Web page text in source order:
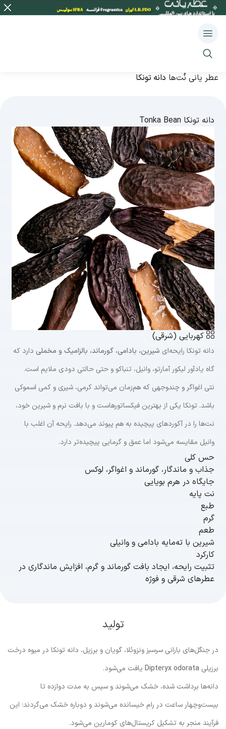
عطر یانی نُت‌ها دانه تونکا
دانه تونکا Tonka Bean
کهربایی (شرقی)
دانه تونکا رایحه‌ای شیرین، بادامی، گورماند، بالزامیک و مخملی دارد که
گاه یادآور لیکور آمارتو، وانیل، تنباکو و حتی حالتی دودی ملایم است.
نتی اغواگر و چندوجهی که هم‌زمان می‌تواند کرمی، شیری و کمی اسموکی
باشد. تونکا یکی از بهترین فیکساتورهاست و با بافت نرم و شیرین خود،
نت‌ها را در آکوردهای پیچیده به هم پیوند می‌دهد. رایحه آن اغلب با
وانیل مقایسه می‌شود اما عمق و گرمایی پیچیده‌تر دارد.
حس کلی
جذاب و ماندگار، گورماند و اغواگر، لوکس
جایگاه در هرم بویایی
نت پایه
طبع
گرم
طعم
شیرین با ته‌مایه بادامی و وانیلی
کارکرد
تثبیت رایحه، ایجاد بافت گورماند و گرم، افزایش ماندگاری در
عطرهای شرقی و فوژه
تولید
در جنگل‌های بارانی سرسبز ونزوئلا، گویان و برزیل، دانه تونکا در میوه درخت
برزیلی Dipteryx odorata یافت می‌شود.
دانه‌ها برداشت شده، خشک می‌شوند و سپس به مدت دوازده تا
بیست‌وچهار ساعت در رام خیسانده می‌شوند و دوباره خشک می‌گردند؛ این
فرآیند منجر به تشکیل کریستال‌های کومارین می‌شود.